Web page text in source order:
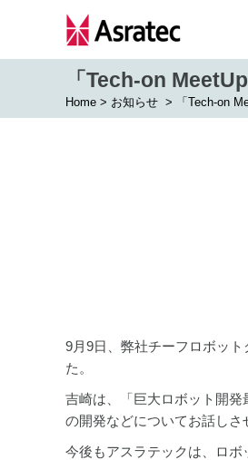
「Tech-on
Home > お知らせ > 「Tech-on
9月9日、弊社チーフロボッ
た。
吉崎は、「巨大ロボット開
の開発などについてお話しさ
今後もアスラテックは、ロボ